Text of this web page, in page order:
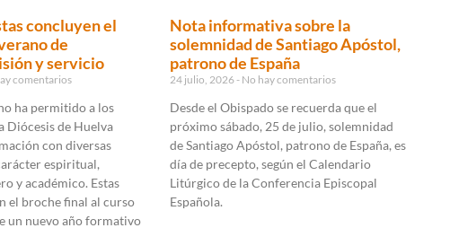
concluyen el
de
y servicio
comentarios
ha permitido a los
Diócesis de Huelva
con diversas
espiritual,
y académico. Estas
el broche final al curso
un nuevo año formativo
Nota informativa sobre la
solemnidad de Santiago Apóstol,
patrono de España
24 julio, 2026 No hay comentarios
Desde el Obispado se recuerda que el
próximo sábado, 25 de julio, solemnidad
de Santiago Apóstol, patrono de España, es
día de precepto, según el Calendario
Litúrgico de la Conferencia Episcopal
Española.